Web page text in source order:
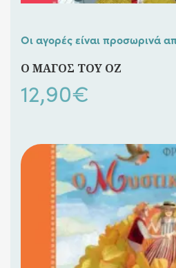
Οι αγορές είναι προσωρινά
Ο ΜΑΓΟΣ ΤΟΥ ΟΖ
12,90€